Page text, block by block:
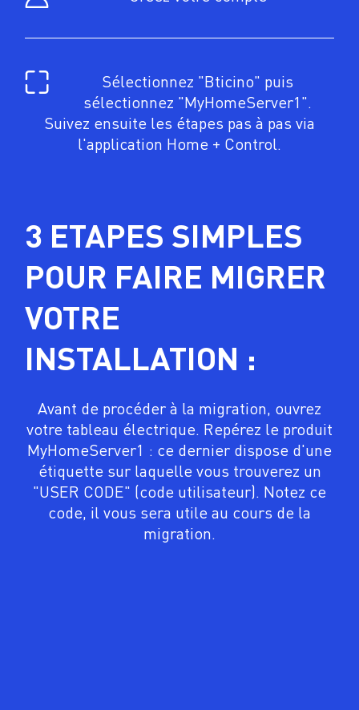
Sélectionnez "Bticino" puis
sélectionnez "MyHomeServer1".
Suivez ensuite les étapes pas à pas via
l'application Home + Control.
3 ETAPES SIMPLES
POUR FAIRE MIGRER
VOTRE
INSTALLATION :
Avant de procéder à la migration, ouvrez
votre tableau électrique. Repérez le produit
MyHomeServer1 : ce dernier dispose d'une
étiquette sur laquelle vous trouverez un
"USER CODE" (code utilisateur). Notez ce
code, il vous sera utile au cours de la
migration.